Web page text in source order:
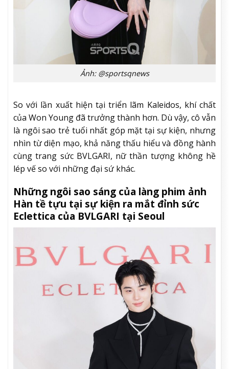
Ảnh: @sportsqnews
So với lần xuất hiện tại triển lãm Kaleidos, khí chất
của Won Young đã trưởng thành hơn. Dù vậy, cô vẫn
là ngôi sao trẻ tuổi nhất góp mặt tại sự kiện, nhưng
nhìn từ diện mạo, khả năng thấu hiểu và đồng hành
cùng trang sức BVLGARI, nữ thần tượng không hề
lép vế so với những đại sứ khác.
Những ngôi sao sáng của làng phim ảnh
Hàn tề tựu tại sự kiện ra mắt đỉnh sức
Eclettica của BVLGARI tại Seoul